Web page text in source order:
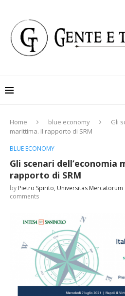
Home blue economy
Gli
marittima. Il rapporto di SRM
BLUE ECONOMY
Gli scenari dell’economia
rapporto di SRM
by Pietro Spirito, Universitas Mercatorum
comments